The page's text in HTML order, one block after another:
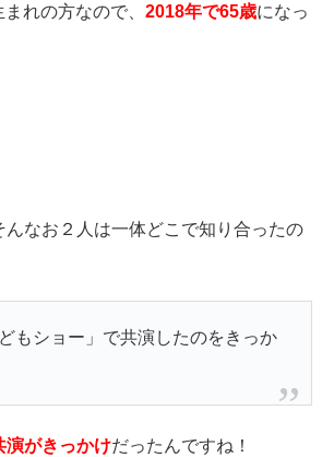
れの方なので、 2018年で65歳になっ
んなお２人は一体どこで知り合ったの
もショー」で共演したのをきっか
演がきっかけだったんですね！